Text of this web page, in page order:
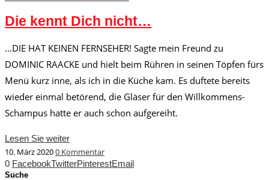
Die kennt Dich nicht…
…DIE HAT KEINEN FERNSEHER! Sagte mein Freund zu
DOMINIC RAACKE und hielt beim Rühren in seinen Töpfen fürs
Menü kurz inne, als ich in die Küche kam. Es duftete bereits
wieder einmal betörend, die Gläser für den Willkommens-
Schampus hatte er auch schon aufgereiht.
Lesen Sie weiter
10. März 20200 Kommentar
0 FacebookTwitterPinterestEmail
Suche